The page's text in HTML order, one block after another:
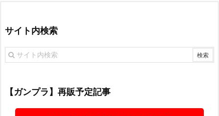
サイト内検索
【ガンプラ】再販予定記事